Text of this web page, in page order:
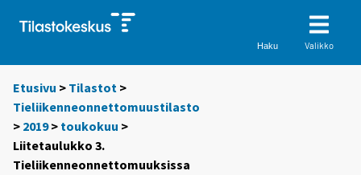
Haku Valikko
Etusivu > Tilastot >
Tieliikenneonnettomuustilasto
> 2019> toukokuu >
Liitetaulukko 3.
Tieliikenneonnettomuuksissa